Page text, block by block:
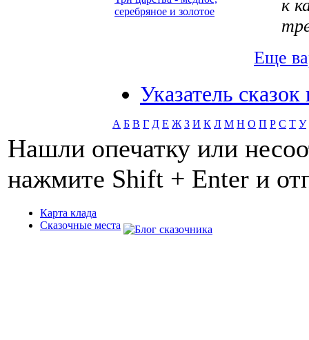
серебряное и золотое
к
Еще
Указатель
А Б В Г Д Е Ж З И К Л М Н О П Р С Т У
Нашли опечатку или
нажмите Shift + Enter и
Карта клада
Сказочные места